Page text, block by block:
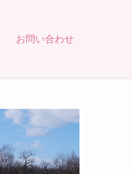
お問い合わせ